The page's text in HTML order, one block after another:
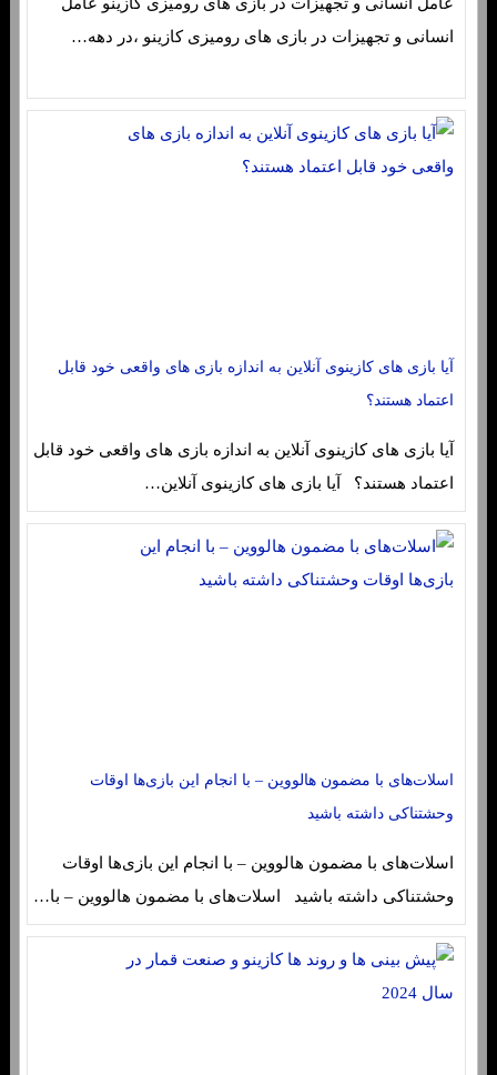
انسانی و تجهیزات در بازی های رومیزی کازینو ،در دهه…
آیا بازی های کازینوی آنلاین به اندازه بازی های واقعی خود قابل
اعتماد هستند؟
آیا بازی های کازینوی آنلاین به اندازه بازی های واقعی خود قابل
اعتماد هستند؟ آیا بازی های کازینوی آنلاین…
اسلات‌های با مضمون هالووین – با انجام این بازی‌ها اوقات
وحشتناکی داشته باشید
اسلات‌های با مضمون هالووین – با انجام این بازی‌ها اوقات
وحشتناکی داشته باشید اسلات‌های با مضمون هالووین – با…